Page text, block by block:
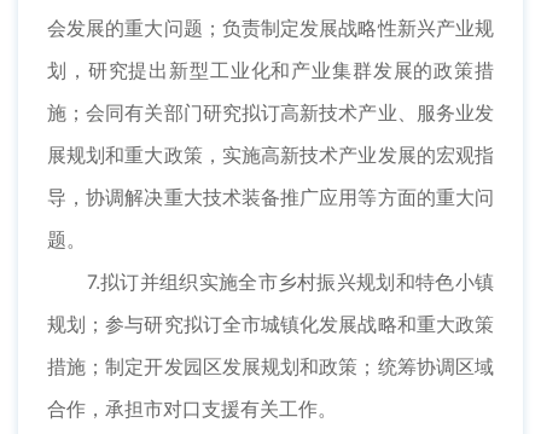
会发展的重大问题；负责制定发展战略性新兴产业规
划，研究提出新型工业化和产业集群发展的政策措
施；会同有关部门研究拟订高新技术产业、服务业发
展规划和重大政策，实施高新技术产业发展的宏观指
导，协调解决重大技术装备推广应用等方面的重大问
题。
7.拟订并组织实施全市乡村振兴规划和特色小镇
规划；参与研究拟订全市城镇化发展战略和重大政策
措施；制定开发园区发展规划和政策；统筹协调区域
合作，承担市对口支援有关工作。